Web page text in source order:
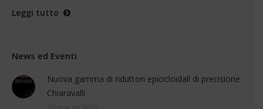
Leggi tutto
News ed Eventi
Nuova gamma di riduttori epicicloidali di precisione
Chiaravalli